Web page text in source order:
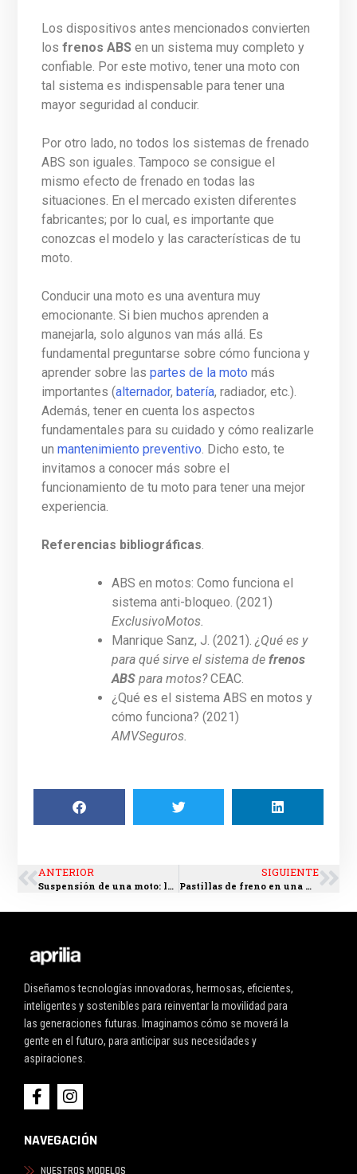
Los dispositivos antes mencionados convierten
losfrenos ABS en un sistema muy completo y
confiable. Por este motivo, tener una moto con
tal sistema es indispensable para tener una
mayor seguridad al conducir.
Por otro lado, no todos los sistemas de frenado
ABS son iguales. Tampoco se consigue el
mismo efecto de frenado en todas las
situaciones. En el mercado existen diferentes
fabricantes; por lo cual, es importante que
conozcas el modelo y las características de tu
moto.
Conducir una moto es una aventura muy
emocionante. Si bien muchos aprenden a
manejarla, solo algunos van más allá. Es
fundamental preguntarse sobre cómo funciona y
aprender sobre laspartes de la moto más
importantes (alternador, batería, radiador, etc.).
Además, tener en cuenta los aspectos
fundamentales para su cuidado y cómo realizarle
unmantenimiento preventivo. Dicho esto, te
invitamos a conocer más sobre el
funcionamiento de tu moto para tener una mejor
experiencia.
Referencias bibliográficas.
ABS en motos: Como funciona el
sistema anti-bloqueo. (2021)
ExclusivoMotos.
Manrique Sanz, J. (2021).¿Qué es y
para qué sirve el sistema defrenos
ABS para motos?CEAC.
¿Qué es el sistema ABS en motos y
cómo funciona? (2021)
AMVSeguros.
ANTERIOR
Suspensión de una moto: los tipos y sus usos
SIGUIENTE
Pastillas de freno en una moto y la importancia de revisarlas
Diseñamos tecnologías innovadoras, hermosas, eficientes,
inteligentes y sostenibles para reinventar la movilidad para
las generaciones futuras. Imaginamos cómo se moverá la
gente en el futuro, para anticipar sus necesidades y
aspiraciones.
NAVEGACIÓN
NUESTROS MODELOS